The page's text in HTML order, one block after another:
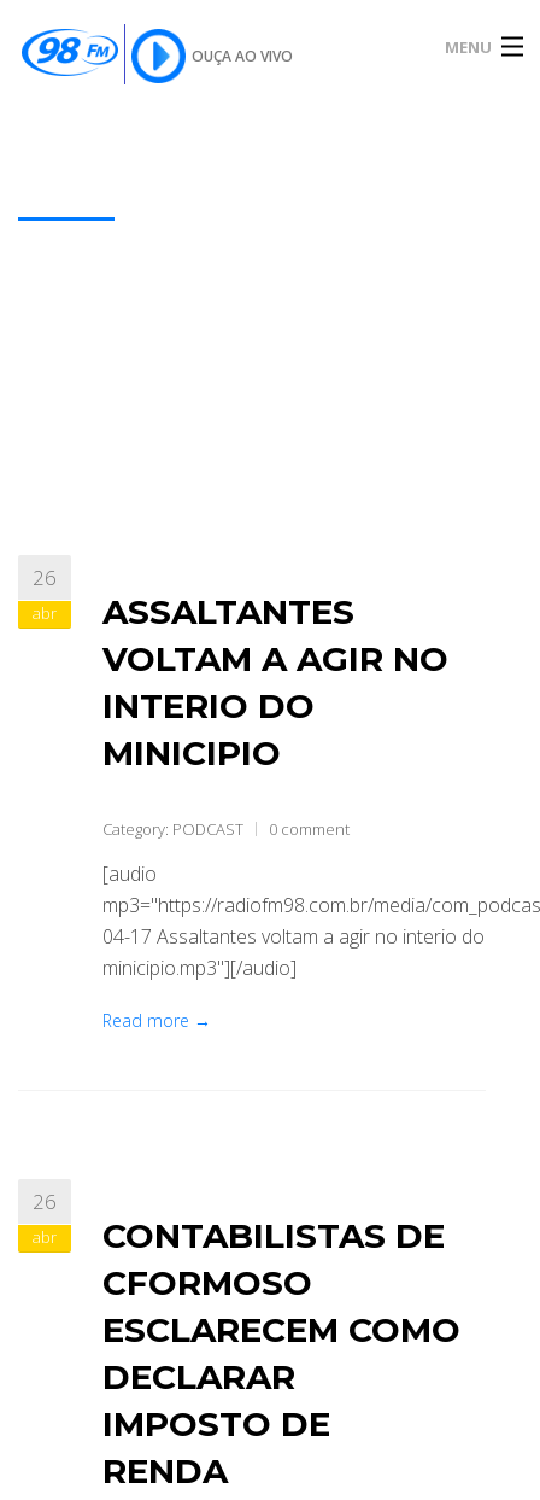
OUÇA AO VIVO MENU
SOBRE
ABRANGÊNCIA
26
abr
ASSALTANTES
VOLTAM A AGIR NO
INTERIO DO
MINICIPIO
Category: PODCAST 0 comment
[audio
mp3="https://radiofm98.com.br/media/
04-17 Assaltantes voltam a agir no interio do
minicipio.mp3"][/audio]
Read more →
26
abr
CONTABILISTAS DE
CFORMOSO
ESCLARECEM COMO
DECLARAR
IMPOSTO DE
RENDA